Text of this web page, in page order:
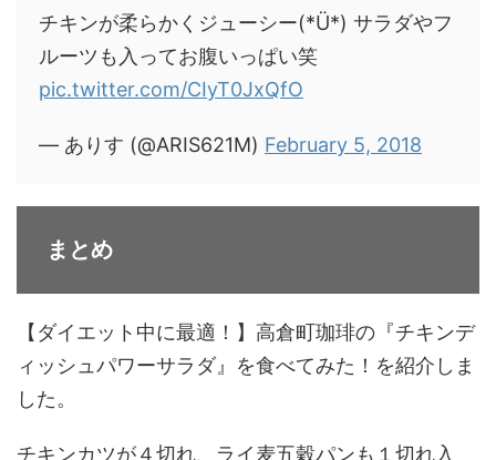
チキンが柔らかくジューシー(*Ü*) サラダやフ
ルーツも入ってお腹いっぱい笑
pic.twitter.com/CIyT0JxQfO
— ありす (@ARIS621M) February 5, 2018
まとめ
【ダイエット中に最適！】高倉町珈琲の『チキンデ
ィッシュパワーサラダ』を食べてみた！を紹介しま
した。
チキンカツが４切れ、ライ麦五穀パンも１切れ入